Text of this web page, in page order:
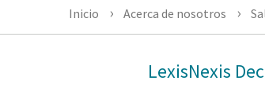
Inicio Acerca de nosotros
LexisNexis